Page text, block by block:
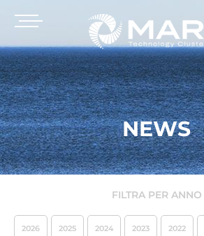
NEWS
FILTRA PER ANNO
2026 2025 2024 2023 2022